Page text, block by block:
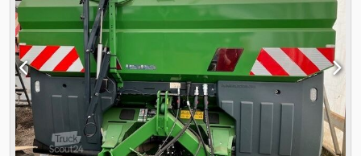
utskjutbar sektion, 7 sittplatser, radio/CD, luftfjädring,
parkeringsvärmare, luftkonditionering, dragkrok, backkamera,
genomgång, topsleeper, 6 sovplatser, säng ovanför duschen,
sittgrupp, 3x TV, förvaringsskåp, diskho, kokplatta, spis, kylskåp,
separat badrum, WC, dusch, tvättställ, passage från bostadsdelen
till hästavdelningen, bak- och sidoramp, rambegränsare, 6 hästar,
fönster i hästavdelningen, delvis öppningsbara, takluckor,
huvudavskiljare, 2 vikbara avskiljare, övervakningskamera i
hästavdelningen, vinsch, dieselgenerator, källarutrymme,